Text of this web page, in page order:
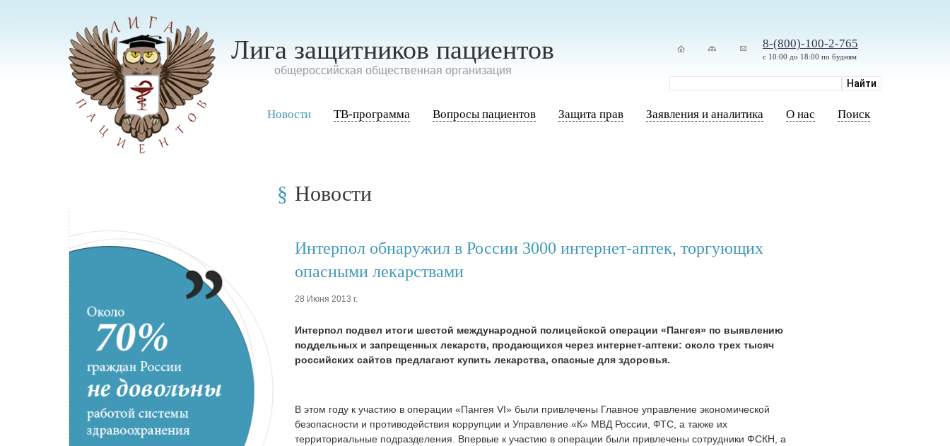
Лига защитников пациентов
oбщероссийская общественная организация
8-(800)-100-2-765
с 10:00 до 18:00 по будням
Новости ТВ-программа Вопросы пациентов Защита прав Заявления и аналитика О нас Поиск
Новости
Интерпол обнаружил в России 3000 интернет-аптек, торгующих
опасными лекарствами
28 Июня 2013 г.
Интерпол подвел итоги шестой международной полицейской операции «Пангея» по выявлению
поддельных и запрещенных лекарств, продающихся через интернет-аптеки: около трех тысяч
российских сайтов предлагают купить лекарства, опасные для здоровья.
В этом году к участию в операции «Пангея VI» были привлечены Главное управление экономической
безопасности и противодействия коррупции и Управление «К» МВД России, ФТС, а также их
территориальные подразделения. Впервые к участию в операции были привлечены сотрудники ФСКН, а